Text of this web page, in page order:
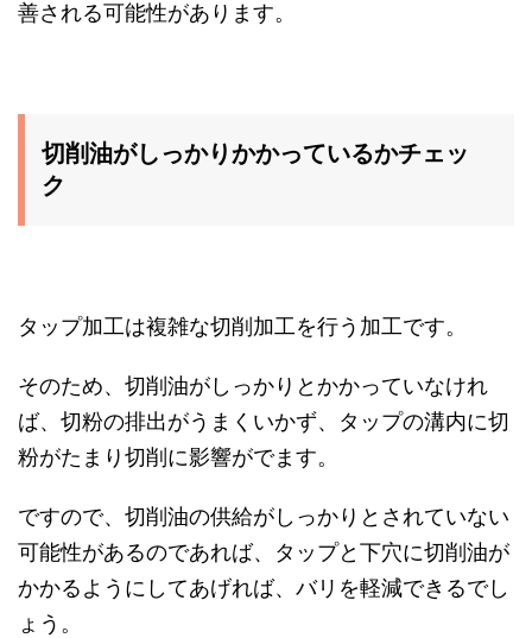
善される可能性があります。
切削油がしっかりかかっているかチェッ
ク
タップ加工は複雑な切削加工を行う加工です。
そのため、切削油がしっかりとかかっていなけれ
ば、切粉の排出がうまくいかず、タップの溝内に切
粉がたまり切削に影響がでます。
ですので、切削油の供給がしっかりとされていない
可能性があるのであれば、タップと下穴に切削油が
かかるようにしてあげれば、バリを軽減できるでし
ょう。